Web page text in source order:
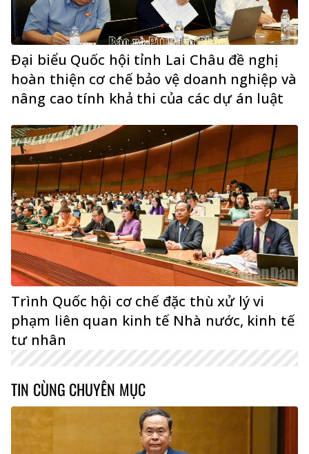
Đại biểu Quốc hội tỉnh Lai Châu đề nghị
hoàn thiện cơ chế bảo vệ doanh nghiệp và
nâng cao tính khả thi của các dự án luật
Trình Quốc hội cơ chế đặc thù xử lý vi
phạm liên quan kinh tế Nhà nước, kinh tế
tư nhân
TIN CÙNG CHUYÊN MỤC